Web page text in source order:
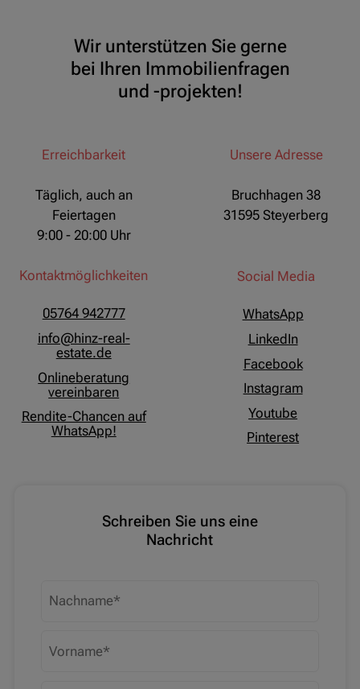
Wir unterstützen Sie gerne
bei Ihren Immobilienfragen
und -projekten!
Erreichbarkeit
Täglich, auch an
Feiertagen
9:00 - 20:00 Uhr
Kontaktmöglichkeiten
05764 942777
info@hinz-real-
estate.de
Onlineberatung
vereinbaren
Rendite-Chancen auf
WhatsApp!
Unsere Adresse
Bruchhagen 38
31595 Steyerberg
Social Media
WhatsApp
LinkedIn
Facebook
Instagram
Youtube
Pinterest
Schreiben Sie uns eine
Nachricht